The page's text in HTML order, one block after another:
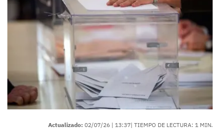
Actualizado: 02/07/26 | 13:37| TIEMPO DE LECTURA: 1 MIN.